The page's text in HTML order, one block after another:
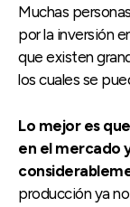
Muchas
por la inversión
que existen
los cuales se
Lo mejor es
en el mercado
producción ya